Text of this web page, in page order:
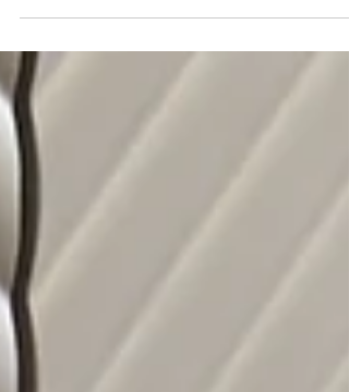
welchem wir schon die WLAN-Infrastruktur
das Patchpanel...